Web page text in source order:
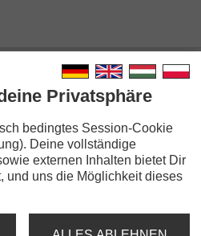
SPIN
Privatsphäre
bedingtes Session-Cookie
Deine vollständige
externen Inhalten bietet Dir
und uns die Möglichkeit dieses